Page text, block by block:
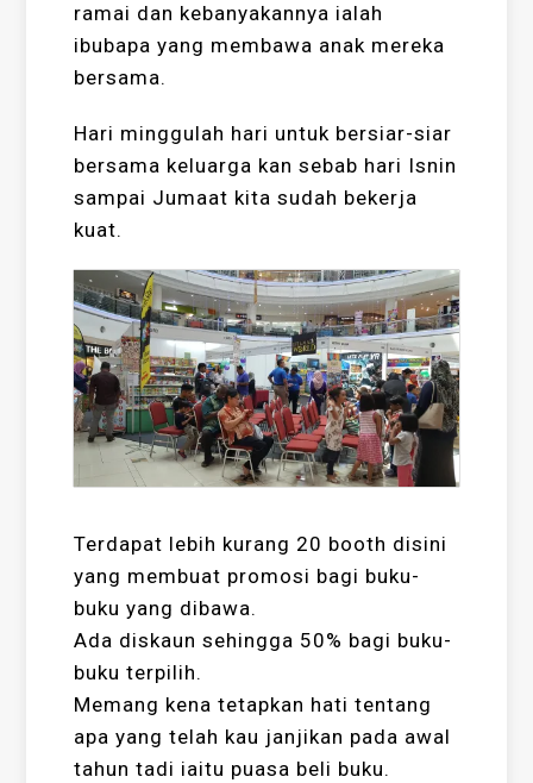
ramai dan kebanyakannya ialah
ibubapa yang membawa anak mereka
bersama.
Hari minggulah hari untuk bersiar-siar
bersama keluarga kan sebab hari Isnin
sampai Jumaat kita sudah bekerja
kuat.
Terdapat lebih kurang 20 booth disini
yang membuat promosi bagi buku-
buku yang dibawa.
Ada diskaun sehingga 50% bagi buku-
buku terpilih.
Memang kena tetapkan hati tentang
apa yang telah kau janjikan pada awal
tahun tadi iaitu puasa beli buku.